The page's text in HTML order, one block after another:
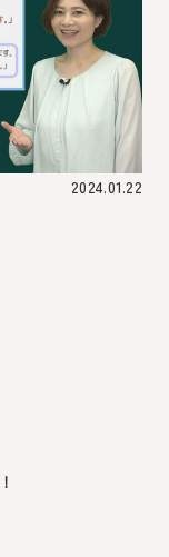
2024.01.22